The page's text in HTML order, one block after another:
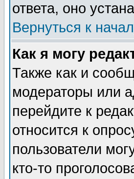
ответа, оно
Вернуться к
Как я могу
Также как и
модераторы или
перейдите к
относится к
пользователи
кто-то